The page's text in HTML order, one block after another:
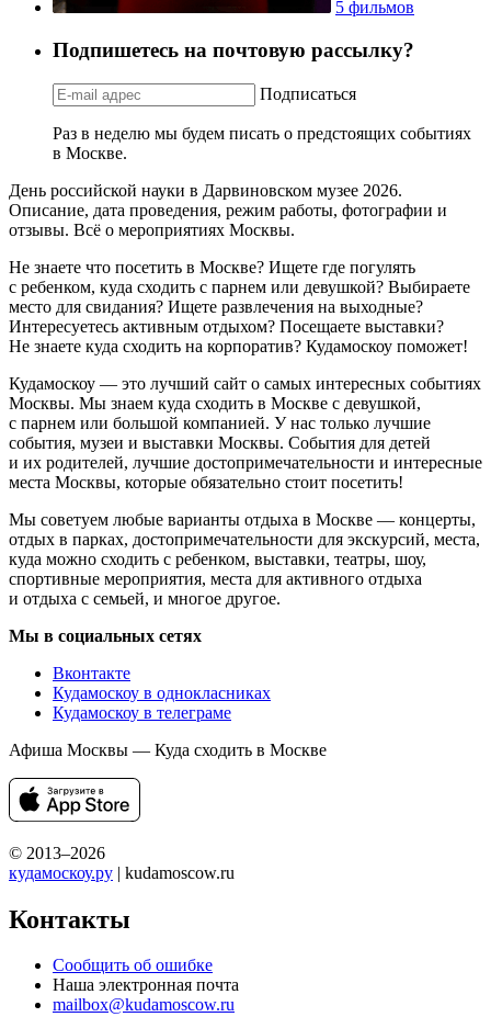
5 фильмов
Подпишетесь на почтовую рассылку?
Подписаться
Раз в неделю мы будем писать о предстоящих событиях
в Москве.
День российской науки в Дарвиновском музее 2026.
Описание, дата проведения, режим работы, фотографии и
отзывы. Всё о мероприятиях Москвы.
Не знаете что посетить в Москве? Ищете где погулять
с ребенком, куда сходить с парнем или девушкой? Выбираете
место для свидания? Ищете развлечения на выходные?
Интересуетесь активным отдыхом? Посещаете выставки?
Не знаете куда сходить на корпоратив? Кудамоскоу поможет!
Кудамоскоу — это лучший сайт о самых интересных событиях
Москвы. Мы знаем куда сходить в Москве с девушкой,
с парнем или большой компанией. У нас только лучшие
события, музеи и выставки Москвы. События для детей
и их родителей, лучшие достопримечательности и интересные
места Москвы, которые обязательно стоит посетить!
Мы советуем любые варианты отдыха в Москве — концерты,
отдых в парках, достопримечательности для экскурсий, места,
куда можно сходить с ребенком, выставки, театры, шоу,
спортивные мероприятия, места для активного отдыха
и отдыха с семьей, и многое другое.
Мы в социальных сетях
Вконтакте
Кудамоскоу в однокласниках
Кудамоскоу в телеграме
Афиша Москвы — Куда сходить в Москве
© 2013–2026
кудамоскоу.ру | kudamoscow.ru
Контакты
Сообщить об ошибке
Наша электронная почта
mailbox@kudamoscow.ru